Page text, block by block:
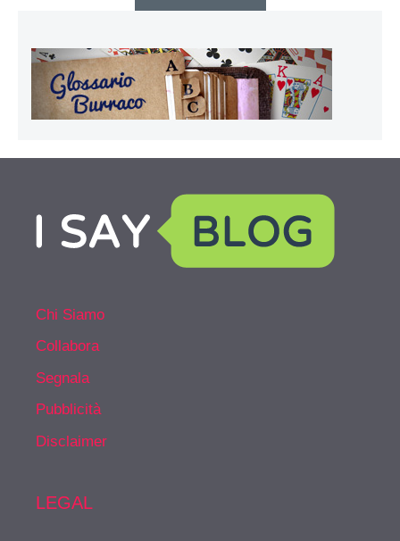
Chi Siamo
Collabora
Segnala
Pubblicità
Disclaimer
LEGAL